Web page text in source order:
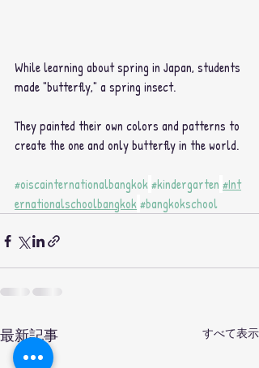
While learning about spring in Japan, students
made "butterfly," a spring insect.
They painted their own colors and patterns to
create the one and only butterfly in the world.
#oiscainternationalbangkok#kindergarten #Int
ernationalschoolbangkok#bangkokschool
最新記事 すべて表示